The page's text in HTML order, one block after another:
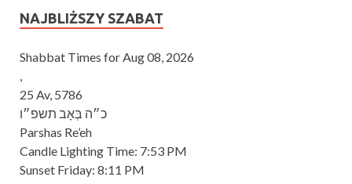
NAJBLIŻSZY SZABAT
Shabbat Times for Aug 08, 2026
,
25 Av, 5786
כ״ה בְּאָב תשפ״ו
Parshas Re’eh
Candle Lighting Time: 7:53 PM
Sunset Friday: 8:11 PM